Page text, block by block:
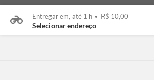
Entregar em, até 1 h • R$ 10,00
Selecionar endereço